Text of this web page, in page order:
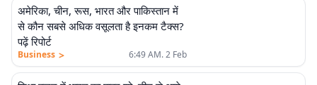
अमेरिका, चीन, रूस, भारत और पाकिस्तान में
से कौन सबसे अधिक वसूलता है इनकम टैक्स?
पढ़ें रिपोर्ट
Business > 6:49 AM. 2 Feb